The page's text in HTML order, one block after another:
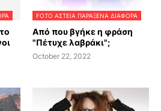
FOTO ΑΣΤΕΙΑ ΠΑΡΑΞΕΝΑ ΔΙΑΦΟΡΑ
Από που βγήκε η φράση
"Πέτυχε λαβράκι";
October 22, 2022